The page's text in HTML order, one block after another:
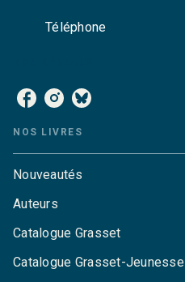
Téléphone
NOS LIVRES
Nouveautés
Auteurs
Catalogue Grasset
Catalogue Grasset-Jeunesse